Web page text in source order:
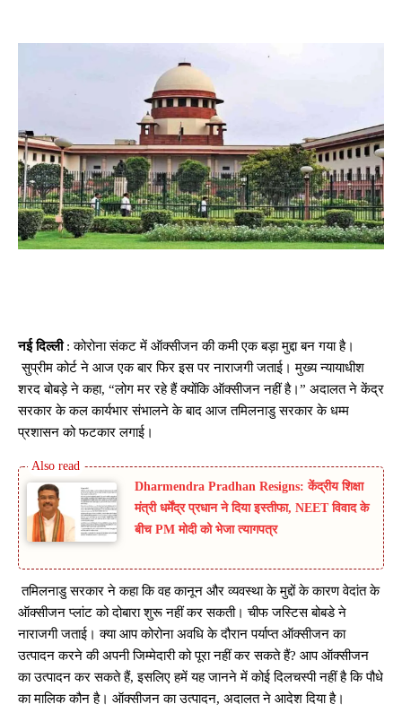
नई दिल्ली: कोरोना संकट में ऑक्सीजन की कमी एक बड़ा मुद्दा बन गया है।
सुप्रीम कोर्ट ने आज एक बार फिर इस पर नाराजगी जताई। मुख्य न्यायाधीश
शरद बोबड़े ने कहा, “लोग मर रहे हैं क्योंकि ऑक्सीजन नहीं है।” अदालत ने केंद्र
सरकार के कल कार्यभार संभालने के बाद आज तमिलनाडु सरकार के धम्म
प्रशासन को फटकार लगाई।
Dharmendra Pradhan Resigns: केंद्रीय शिक्षा
मंत्री धर्मेंद्र प्रधान ने दिया इस्तीफा, NEET विवाद के
बीच PM मोदी को भेजा त्यागपत्र
तमिलनाडु सरकार ने कहा कि वह कानून और व्यवस्था के मुद्दों के कारण वेदांत के
ऑक्सीजन प्लांट को दोबारा शुरू नहीं कर सकती। चीफ जस्टिस बोबडे ने
नाराजगी जताई। क्या आप कोरोना अवधि के दौरान पर्याप्त ऑक्सीजन का
उत्पादन करने की अपनी जिम्मेदारी को पूरा नहीं कर सकते हैं? आप ऑक्सीजन
का उत्पादन कर सकते हैं, इसलिए हमें यह जानने में कोई दिलचस्पी नहीं है कि पौधे
का मालिक कौन है। ऑक्सीजन का उत्पादन, अदालत ने आदेश दिया है।